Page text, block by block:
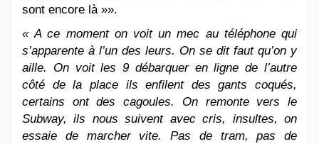
sont encore là »».
« A ce moment on voit un mec au téléphone qui
s’apparente à l’un des leurs. On se dit faut qu’on y
aille. On voit les 9 débarquer en ligne de l’autre
côté de la place ils enfilent des gants coqués,
certains ont des cagoules. On remonte vers le
Subway, ils nous suivent avec cris, insultes, on
essaie de marcher vite. Pas de tram, pas de